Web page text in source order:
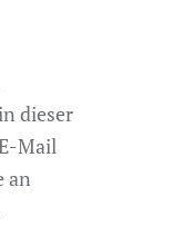
dieser
Mail
an